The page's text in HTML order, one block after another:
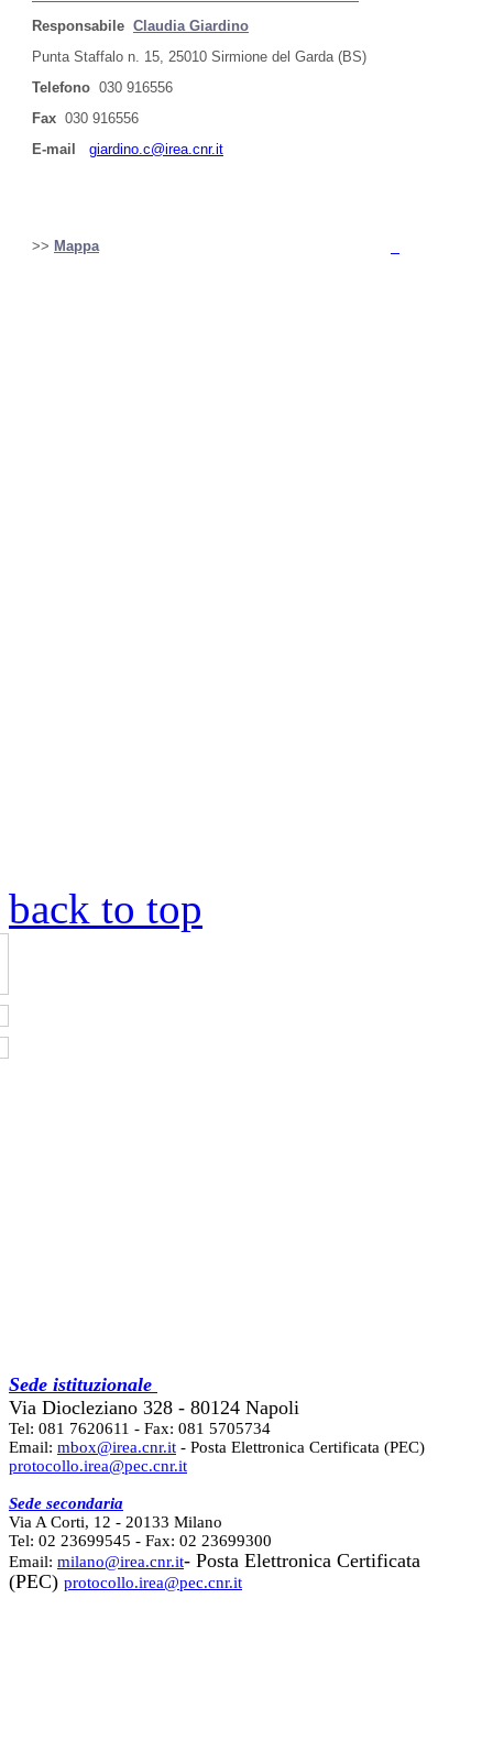
Responsabile Claudia Giardino
Punta Staffalo n. 15, 25010 Sirmione del Garda (BS)
Telefono 030 916556
Fax 030 916556
E-mail
giardino.c@irea.cnr.it
>> Mappa
back to top
Sede istituzionale
Via Diocleziano 328 - 80124 Napoli
Tel: 081 7620611 - Fax: 081 5705734
Email: mbox@irea.cnr.it - Posta Elettronica Certificata (PEC)
protocollo.irea@pec.cnr.it
Sede secondaria
Via A Corti, 12 - 20133 Milano
Tel: 02 23699545 - Fax: 02 23699300
Email: milano@irea.cnr.it- Posta Elettronica Certificata
(PEC) protocollo.irea@pec.cnr.it